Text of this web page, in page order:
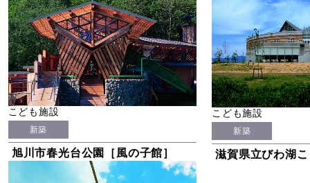
こども施設
新築
旭川市春光台公園［風の子館］
こども施設
新築
滋賀県立びわ湖